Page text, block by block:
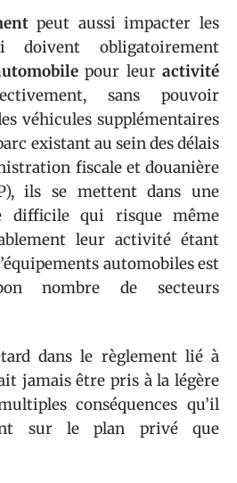
peut aussi impacter les
doivent obligatoirement
pour leuractivité
sans pouvoir
véhicules supplémentaires
existant au sein des délais
fiscale et douanière
ils se mettent dans une
difficile qui risque même
leur activité étant
automobiles est
nombre de secteurs
dans le règlement lié à
jamais être pris à la légère
conséquences qu’il
sur le plan privé que